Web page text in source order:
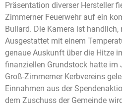
Präsentation diverser Hersteller
Zimmerner Feuerwehr auf ein
Bullard. Die Kamera ist
Ausgestattet mit einem
genaue Auskunft über die Hitze
finanziellen Grundstock hatte im
Groß-Zimmerner Kerbvereins
Einnahmen aus der
dem Zuschuss der Gemeinde